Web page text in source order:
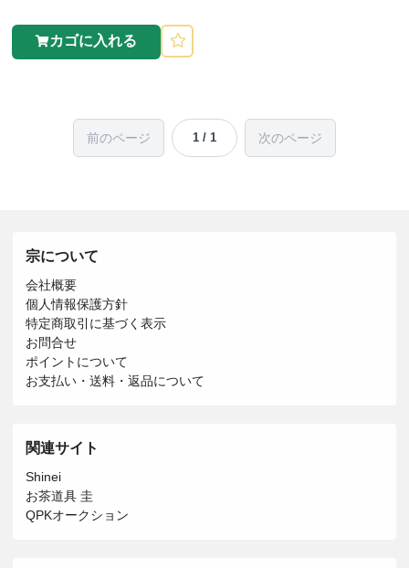
カゴに入れる
前のページ 1 / 1 次のページ
宗について
会社概要
個人情報保護方針
特定商取引に基づく表示
お問合せ
ポイントについて
お支払い・送料・返品について
関連サイト
Shinei
お茶道具 圭
QPKオークション